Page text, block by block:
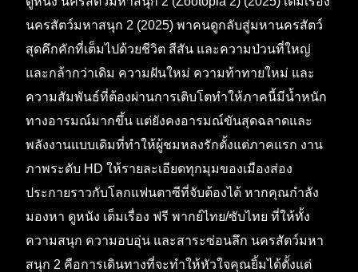
นครสัตว์มหาสนุก 2 (2025) พาคนดูกลับสู่มหานครสัตว์
สุดคึกคักที่เต็มไปด้วยชีวิต สีสัน และความป่วนที่ใหญ่
และกล้ากว่าเดิม ความฝันใหม่ ความท้าทายใหม่ และ
ความสัมพันธ์ที่ต้องผ่านการเติบโตทำให้ภาคนี้มีน้ำหนัก
ทางอารมณ์มากขึ้น แต่ยังคงอารมณ์ขันสุดฉลาดและ
พลังงานแบบเดิมที่ทำให้ผู้ชมหลงรักตั้งแต่ภาคแรก งาน
ภาพระดับ HD ให้รายละเอียดทุกมุมของเมืองส่อง
ประกายราวกับโลกแฟนตาซีที่จับต้องได้ หากคุณกำลัง
มองหา ดูหนัง เต็มเรื่อง ฟรี พากย์ไทย/ซับไทย ที่ให้ทั้ง
ความสนุก ความอบอุ่น และสาระซ่อนลึก นครสัตว์มหา
สนุก 2 คือการเดินทางที่จะทำให้หัวใจคุณยิ้มได้ตั้งแต่